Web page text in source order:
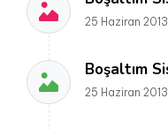
25 Haziran 2013
Boşaltım
25 Haziran 2013